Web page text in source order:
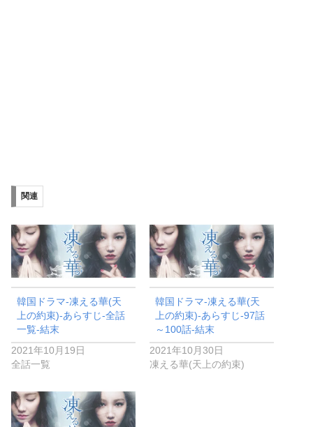
関連
韓国ドラマ-凍える華(天
上の約束)-あらすじ-全話
一覧-結末
2021年10月19日
全話一覧
韓国ドラマ-凍える華(天
上の約束)-あらすじ-97話
～100話-結末
2021年10月30日
凍える華(天上の約束)